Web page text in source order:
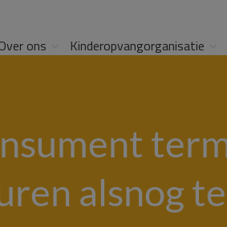
ons Kinderopvangorganisatie
alsnog